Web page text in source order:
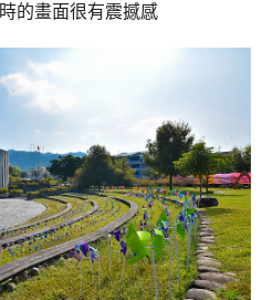
的畫面很有震撼感